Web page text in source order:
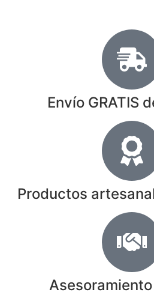
Envío GRATIS
Productos